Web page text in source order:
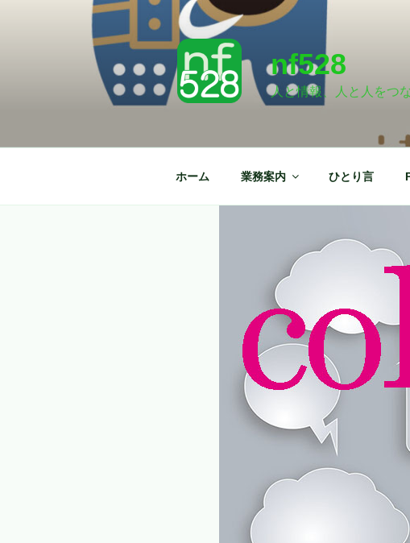
nf528
人と情報、人と人をつ
ホーム 業務案内 ひとり言